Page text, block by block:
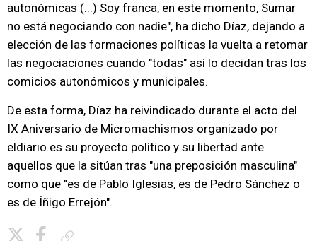
autonómicas (...) Soy franca, en este momento, Sumar
no está negociando con nadie", ha dicho Díaz, dejando a
elección de las formaciones políticas la vuelta a retomar
las negociaciones cuando "todas" así lo decidan tras los
comicios autonómicos y municipales.
De esta forma, Díaz ha reivindicado durante el acto del
IX Aniversario de Micromachismos organizado por
eldiario.es su proyecto político y su libertad ante
aquellos que la sitúan tras "una preposición masculina"
como que "es de Pablo Iglesias, es de Pedro Sánchez o
es de Íñigo Errejón".